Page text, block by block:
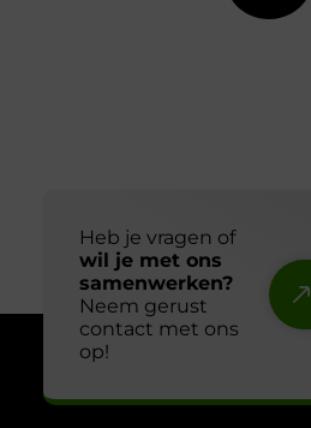
Heb je vragen of
wil je met ons
samenwerken?
Neem gerust
contact met ons
op!